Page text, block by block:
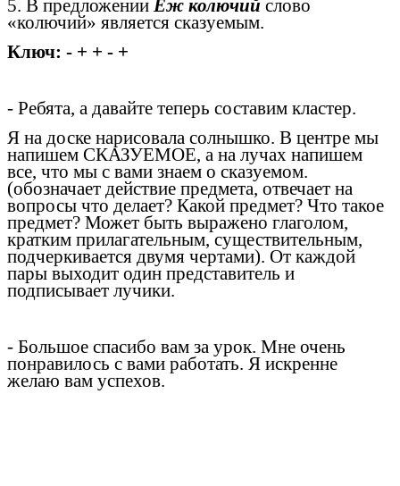
5. В предложении Ёж колючий слово
«колючий» является сказуемым.
Ключ: - + + - +
- Ребята, а давайте теперь составим кластер.
Я на доске нарисовала солнышко. В центре мы
напишем СКАЗУЕМОЕ, а на лучах напишем
все, что мы с вами знаем о сказуемом.
(обозначает действие предмета, отвечает на
вопросы что делает? Какой предмет? Что такое
предмет? Может быть выражено глаголом,
кратким прилагательным, существительным,
подчеркивается двумя чертами). От каждой
пары выходит один представитель и
подписывает лучики.
- Большое спасибо вам за урок. Мне очень
понравилось с вами работать. Я искренне
желаю вам успехов.